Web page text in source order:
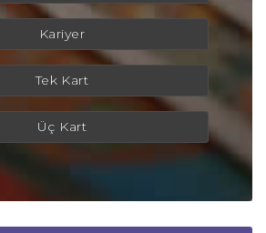
Kariyer
Tek Kart
Üç Kart